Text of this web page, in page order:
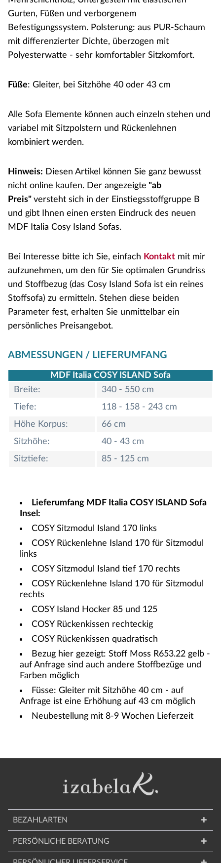
Gurten, Füßen und verborgenem
Befestigungssystem. Polsterung: aus PUR-Schaum
mit differenzierter Dichte, überzogen mit
Polyesterwatte - sehr komfortabler Sitzkomfort.
Füße: Gleiter, bei Sitzhöhe 40 oder 43 cm
Alle Sofa Elemente können auch einzeln stehen und
variabel mit Sitzpolstern und Rückenlehnen
kombiniert werden.
Hinweis: Diesen Artikel können Sie ganz bewusst
nicht online kaufen. Der angezeigte "ab
Preis" versteht sich in der Einstiegsstoffgruppe B
und gibt Ihnen einen ersten Eindruck des neuen
MDF Italia Cosy Island Sofas.
Bei Interesse bitte ich Sie, einfach Kontakt mit mir
aufzunehmen, um den für Sie optimalen Grundriss
und Stoffbezug (das Cosy Island Sofa ist ein reines
Stoffsofa) zu ermitteln. Stehen diese beiden
Parameter fest, erhalten Sie unmittelbar ein
persönliches Preisangebot.
ABMESSUNGEN / LIEFERUMFANG
MDF Italia COSY ISLAND Sofa
Breite:
340 - 550 cm
Tiefe:
118 - 158 - 243 cm
Höhe Korpus:
66 cm
Sitzhöhe:
40 - 43 cm
Sitztiefe:
85 - 125 cm
Lieferumfang MDF Italia COSY ISLAND Sofa
Insel:
COSY Sitzmodul Island 170 links
COSY Rückenlehne Island 170 für Sitzmodul
links
COSY Sitzmodul Island tief 170 rechts
COSY Rückenlehne Island 170 für Sitzmodul
rechts
COSY Island Hocker 85 und 125
COSY Rückenkissen rechteckig
COSY Rückenkissen quadratisch
Bezug hier gezeigt: Stoff Moss R653.22 gelb -
auf Anfrage sind auch andere Stoffbezüge und
Farben möglich
Füsse: Gleiter mit Sitzhöhe 40 cm - auf
Anfrage ist eine Erhöhung auf 43 cm möglich
Neubestellung mit 8-9 Wochen Lieferzeit
BEZAHLARTEN
PERSÖNLICHE BERATUNG